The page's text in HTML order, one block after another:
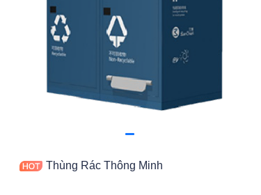
Thùng Rác Thông Minh
Tin tức và hợp tác
Cơ sở sản xuất và quy trình